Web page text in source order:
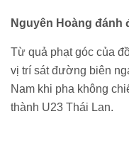
Nguyên Hoàng đánh
Từ quả phạt góc của
vị trí sát đường biên
Nam khi pha không
thành U23 Thái Lan.